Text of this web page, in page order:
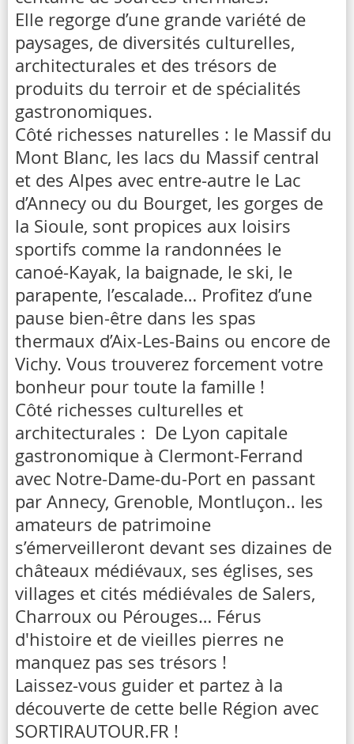
Elle regorge d’une grande variété de
paysages, de diversités culturelles,
architecturales et des trésors de
produits du terroir et de spécialités
gastronomiques.
Côté richesses naturelles : le Massif du
Mont Blanc, les lacs du Massif central
et des Alpes avec entre-autre le Lac
d’Annecy ou du Bourget, les gorges de
la Sioule, sont propices aux loisirs
sportifs comme la randonnées le
canoé-Kayak, la baignade, le ski, le
parapente, l’escalade… Profitez d’une
pause bien-être dans les spas
thermaux d’Aix-Les-Bains ou encore de
Vichy. Vous trouverez forcement votre
bonheur pour toute la famille !
Côté richesses culturelles et
architecturales : De Lyon capitale
gastronomique à Clermont-Ferrand
avec Notre-Dame-du-Port en passant
par Annecy, Grenoble, Montluçon.. les
amateurs de patrimoine
s’émerveilleront devant ses dizaines de
châteaux médiévaux, ses églises, ses
villages et cités médiévales de Salers,
Charroux ou Pérouges… Férus
d'histoire et de vieilles pierres ne
manquez pas ses trésors !
Laissez-vous guider et partez à la
découverte de cette belle Région avec
SORTIRAUTOUR.FR !